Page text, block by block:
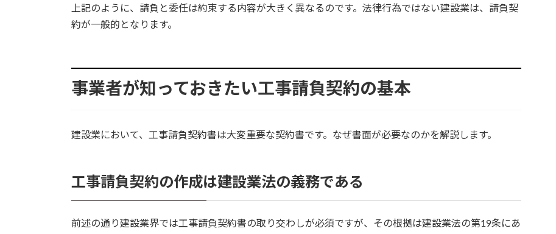
上記のように、請負と委任は約束する内容が大きく異なるのです。法律行為ではない建設業は、請負契
約が一般的となります。
事業者が知っておきたい工事請負契約の基本
建設業において、工事請負契約書は大変重要な契約書です。なぜ書面が必要なのかを解説します。
工事請負契約の作成は建設業法の義務である
前述の通り建設業界では工事請負契約書の取り交わしが必須ですが、その根拠は建設業法の第19条にあ